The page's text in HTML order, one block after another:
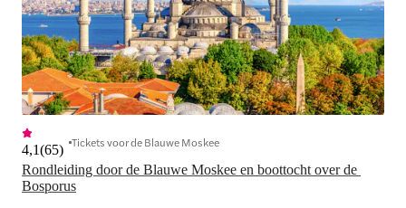
Rondleiding door de Blauwe Moskee en boottocht over de
Bosporus
4,1(65) Tickets voor de Blauwe Moskee